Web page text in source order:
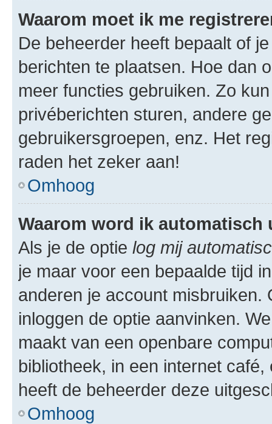
Waarom moet ik me
De beheerder heeft bepaalt of
berichten te plaatsen. Hoe dan
meer functies gebruiken. Zo
privéberichten sturen, andere
gebruikersgroepen, enz. Het
raden het zeker aan!
Omhoog
Waarom word ik automatisch
Als je de optie log mij
je maar voor een bepaalde tijd
anderen je account misbruiken.
inloggen de optie aanvinken.
maakt van een openbare
bibliotheek, in een internet
heeft de beheerder deze
Omhoog